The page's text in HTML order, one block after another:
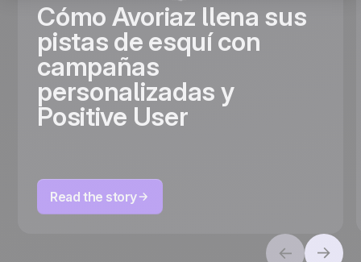
Cómo Avoriaz llena sus
pistas de esquí con
campañas
personalizadas y
Positive User
Read the story